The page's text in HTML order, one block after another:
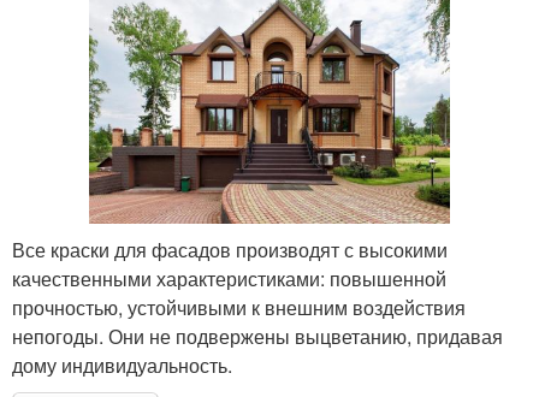
Все краски для фасадов производят с высокими
качественными характеристиками: повышенной
прочностью, устойчивыми к внешним воздействия
непогоды. Они не подвержены выцветанию, придавая
дому индивидуальность.